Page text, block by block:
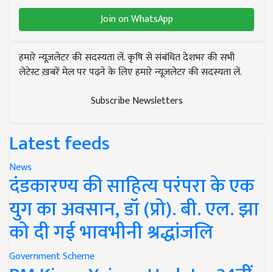
Join on WhatsApp
हमारे न्यूज़लेटर की सदस्यता लें. कृषि से संबंधित देशभर की सभी
लेटेस्ट ख़बरें मेल पर पढ़ने के लिए हमारे न्यूज़लेटर की सदस्यता लें.
Subscribe Newsletters
Latest feeds
News
दंडकारण्य की साहित्य परंपरा के एक
युग का अवसान, डॉ (प्रो). बी. एल. झा
को दी गई भावभीनी श्रद्धांजलि
Government Scheme